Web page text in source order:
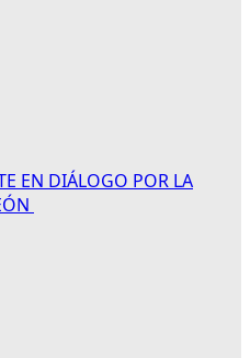
EN DIÁLOGO POR LA